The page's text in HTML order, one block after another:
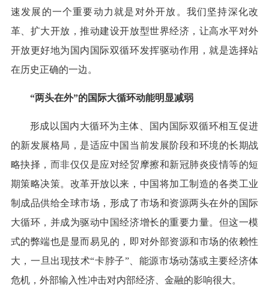
速发展的一个重要动力就是对外开放。我们坚持深化改
革、扩大开放，推动建设开放型世界经济，让高水平对外
开放更好地为国内国际双循环发挥驱动作用，就是选择站
在历史正确的一边。
“两头在外”的国际大循环动能明显减弱
形成以国内大循环为主体、国内国际双循环相互促进
的新发展格局，是适应中国当前发展阶段和环境的长期战
略抉择，而非仅仅是应对经贸摩擦和新冠肺炎疫情等的短
期策略决策。改革开放以来，中国将加工制造的各类工业
制成品供给全球市场，形成了市场和资源两头在外的国际
大循环，并成为驱动中国经济增长的重要力量。但这一模
式的弊端也是显而易见的，即对外部资源和市场的依赖性
大，一旦出现技术“卡脖子”、能源市场动荡或主要经济体
危机，外部输入性冲击对内部经济、金融的影响很大。